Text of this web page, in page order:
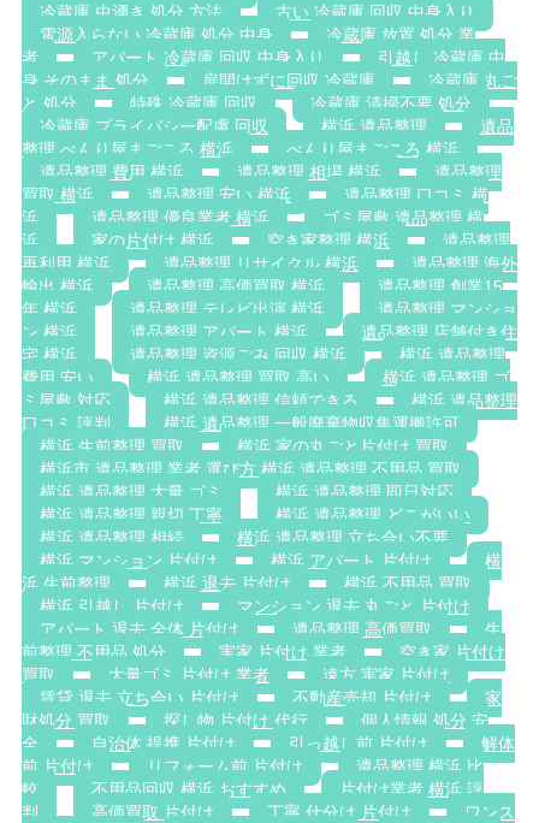
冷蔵庫 虫湧き 処分 方法
古い 冷蔵庫 回収 中身入り
電源入らない 冷蔵庫 処分 中身
冷蔵庫 放置 処分 業
者
アパート 冷蔵庫 回収 中身入り
引越し 冷蔵庫 中
身 そのまま 処分
扉開けずに回収 冷蔵庫
冷蔵庫 丸ご
と 処分
特殊 冷蔵庫 回収
冷蔵庫 清掃不要 処分
冷蔵庫 プライバシー配慮 回収
横浜 遺品整理
遺品
整理 べんり屋まごころ 横浜
べんり屋まごころ 横浜
遺品整理 費用 横浜
遺品整理 相場 横浜
遺品整理
買取 横浜
遺品整理 安い 横浜
遺品整理 口コミ 横
浜
遺品整理 優良業者 横浜
ゴミ屋敷 遺品整理 横
浜
家の片付け 横浜 空き家整理 横浜
遺品整理
再利用 横浜
遺品整理 リサイクル 横浜
遺品整理 海外
輸出 横浜
遺品整理 高価買取 横浜
遺品整理 創業15
年 横浜
遺品整理 テレビ出演 横浜
遺品整理 マンショ
ン 横浜
遺品整理 アパート 横浜
遺品整理 店舗付き住
宅 横浜
遺品整理 資源ごみ 回収 横浜
横浜 遺品整理
費用 安い
横浜 遺品整理 買取 高い
横浜 遺品整理 ゴ
ミ屋敷 対応
横浜 遺品整理 信頼できる
横浜 遺品整理
口コミ 評判
横浜 遺品整理 一般廃棄物収集運搬許可
横浜 生前整理 買取
横浜 家の丸ごと片付け 買取
横浜市 遺品整理 業者 選び方 横浜 遺品整理 不用品 買取
横浜 遺品整理 大量 ゴミ
横浜 遺品整理 即日対応
横浜 遺品整理 親切 丁寧
横浜 遺品整理 どこがいい
横浜 遺品整理 相続
横浜 遺品整理 立ち合い不要
横浜 マンション 片付け
横浜 アパート 片付け
横
浜 生前整理
横浜 退去 片付け
横浜 不用品 買取
横浜 引越し 片付け
マンション 退去 丸ごと 片付け
アパート 退去 全体 片付け
遺品整理 高価買取
生
前整理 不用品 処分
実家 片付け 業者
空き家 片付け
買取
大量ゴミ 片付け 業者
遠方 実家 片付け
賃貸 退去 立ち会い 片付け
不動産売却 片付け
家
財処分 買取
探し物 片付け 代行
個人情報 処分 安
全
自治体 提携 片付け 引っ越し前 片付け
解体
前 片付け
リフォーム前 片付け
遺品整理 横浜 比
較
不用品回収 横浜 おすすめ
片付け業者 横浜 評
判
高価買取 片付け 丁寧 仕分け 片付け
ワンス